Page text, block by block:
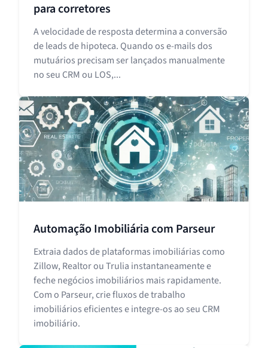
para corretores
A velocidade de resposta determina a conversão
de leads de hipoteca. Quando os e-mails dos
mutuários precisam ser lançados manualmente
no seu CRM ou LOS,...
Automação Imobiliária com Parseur
Extraia dados de plataformas imobiliárias como
Zillow, Realtor ou Trulia instantaneamente e
feche negócios imobiliários mais rapidamente.
Com o Parseur, crie fluxos de trabalho
imobiliários eficientes e integre-os ao seu CRM
imobiliário.